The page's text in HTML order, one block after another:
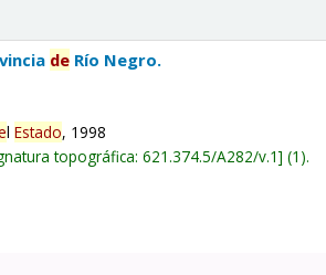
de Río Negro.
lEstado, 1998
topográfica:621.374.5/A282/v.1 (1).